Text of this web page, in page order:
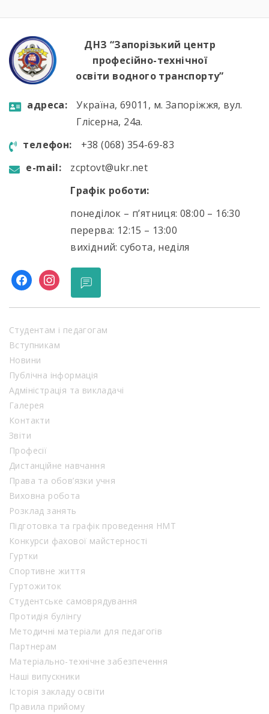
ДНЗ “Запорізький центр
професійно-технічної
освіти водного транспорту”
aдресa:
Україна, 69011, м. Запоріжжя, вул.
Глісерна, 24а.
телефон:
+38 (068) 354-69-83
e-mail:
zcptovt@ukr.net
Графік роботи:
понеділок – п’ятниця: 08:00 – 16:30
перерва: 12:15 – 13:00
вихідний: субота, неділя
facebookinstagram
Студентам і педагогам
Вступникам
Новини
Публічна інформація
Адміністрація та викладачі
Галерея
Контакти
Звіти
Професії
Дистанційне навчання
Права та обов’язки учня
Виховна робота
Розклад занять
Підготовка та графік проведення НМТ
Конкурси фахової майстерності
Гуртки
Спортивне життя
Гуртожиток
Студентське самоврядування
Протидія булінгу
Методичні матеріали для педагогів
Партнерам
Матеріально-технічне забезпечення
Наші випускники
Історія закладу освіти
Правила прийому